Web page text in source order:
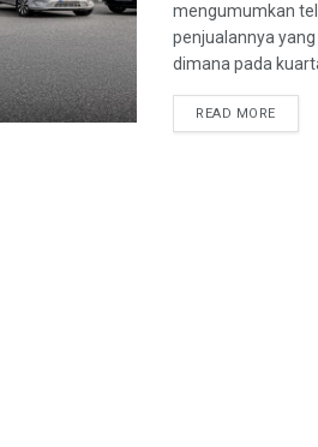
mengumumkan
penjualannya
dimana pada
READ MORE